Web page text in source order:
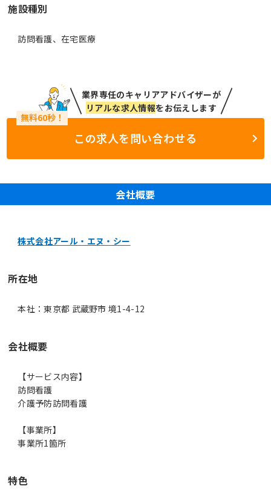
施設種別
訪問看護、在宅医療
業界専任のキャリアアドバイザーが
リアルな求人情報をお伝えします
この求人を問い合わせる
会社概要
株式会社アール・エヌ・シー
所在地
本社：東京都 武蔵野市 境1-4-12
会社概要
【サービス内容】
訪問看護
介護予防訪問看護
【事業所】
事業所1箇所
特色